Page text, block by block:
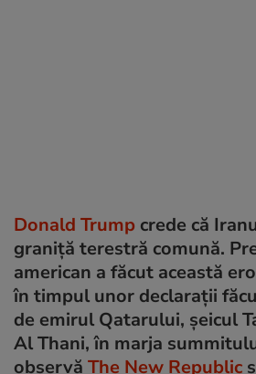
Donald Trump crede că
graniță terestră comună.
american a făcut această
în timpul unor declarații
de emirul Qatarului, șeicul
Al Thani, în marja
observă The New Republic